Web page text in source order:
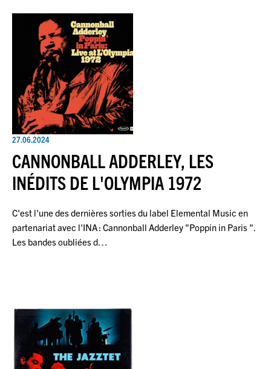
27.06.2024
CANNONBALL ADDERLEY, LES
INÉDITS DE L'OLYMPIA 1972
C'est l'une des dernières sorties du label Elemental Music en
partenariat avec l'INA : Cannonball Adderley "Poppin in Paris ".
Les bandes oubliées d…